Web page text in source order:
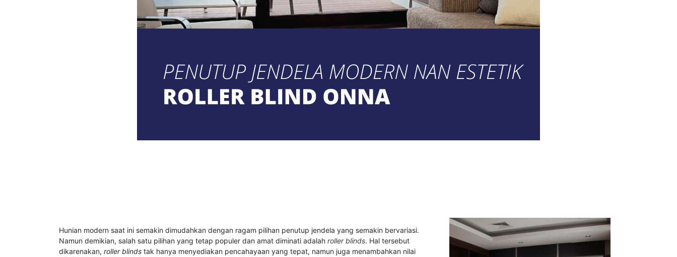
Hunian modern saat ini semakin dimudahkan dengan ragam pilihan penutup jendela yang semakin bervariasi.
Namun demikian, salah satu pilihan yang tetap populer dan amat diminati adalah roller blinds. Hal tersebut
dikarenakan, roller blinds tak hanya menyediakan pencahayaan yang tepat, namun juga menambahkan nilai